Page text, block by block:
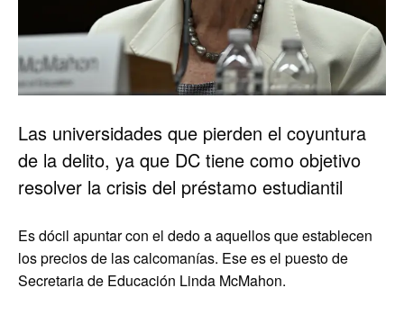
Las universidades que pierden el coyuntura
de la delito, ya que DC tiene como objetivo
resolver la crisis del préstamo estudiantil
Es dócil apuntar con el dedo a aquellos que establecen
los precios de las calcomanías. Ese es el puesto de
Secretaria de Educación Linda McMahon.